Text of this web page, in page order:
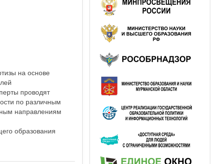
на основе
проводят
по различным
направлениям
образования